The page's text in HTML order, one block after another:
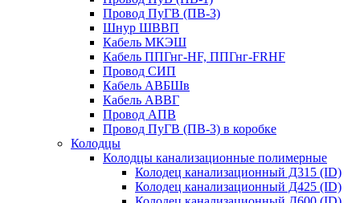
Провод ПуГВ (ПВ-3)
Шнур ШВВП
Кабель МКЭШ
Кабель ППГнг-HF, ППГнг-FRHF
Провод СИП
Кабель АВБШв
Кабель АВВГ
Провод АПВ
Провод ПуГВ (ПВ-3) в коробке
Колодцы
Колодцы канализационные полимерные
Колодец канализационный Д315 (ID)
Колодец канализационный Д425 (ID)